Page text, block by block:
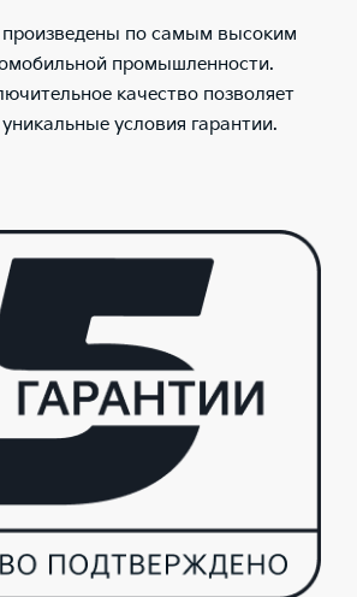
по самым высоким
промышленности.
качество позволяет
условия гарантии.